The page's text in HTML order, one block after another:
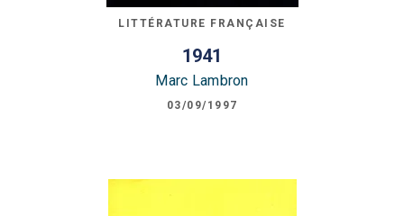
LITTÉRATURE FRANÇAISE
1941
Marc Lambron
03/09/1997